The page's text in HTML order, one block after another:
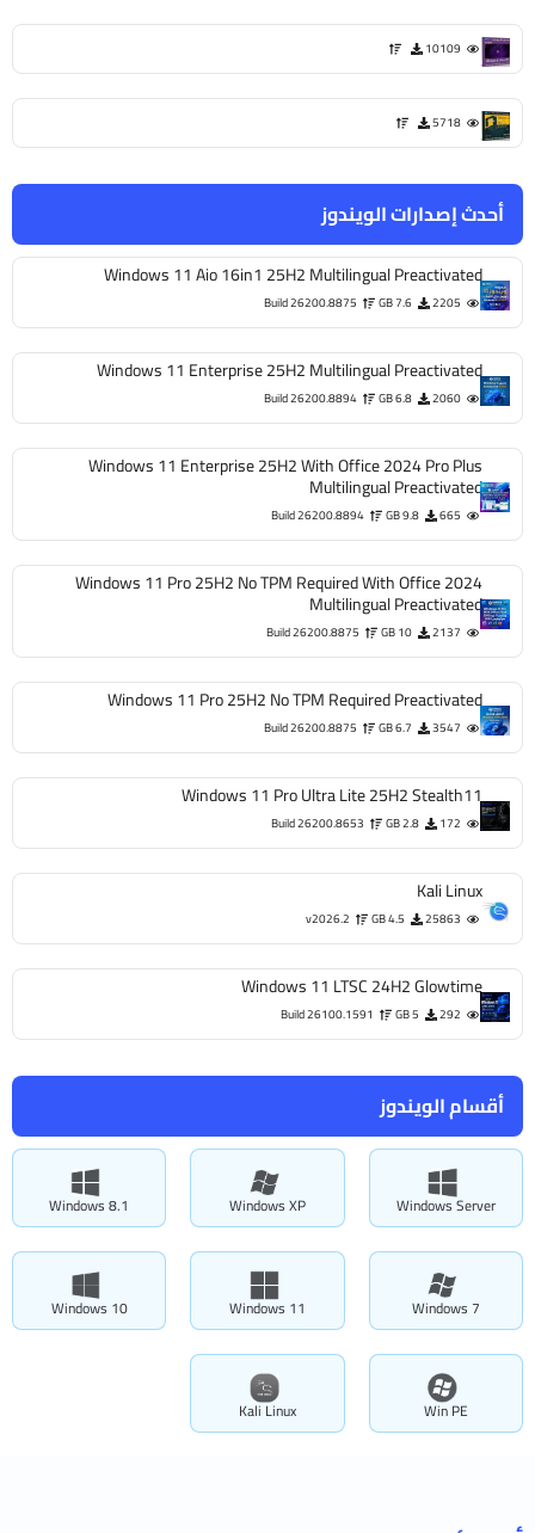
أقسام الويندوز
Windows Server
Windows XP
Windows 8.1
Windows 7
Windows 11
Windows 10
Win PE
Kali Linux
أحدث إصدارات الويندوز
Windows 11 Aio 16in1 25H2 Multilingual Preactivated
2205
7.6 GB
Build 26200.8875
Windows 11 Enterprise 25H2 Multilingual Preactivated
2060
6.8 GB
Build 26200.8894
Windows 11 Enterprise 25H2 With Office 2024 Pro Plus
Multilingual Preactivated
665
9.8 GB
Build 26200.8894
Windows 11 Pro 25H2 No TPM Required With Office 2024
Multilingual Preactivated
2137
10 GB
Build 26200.8875
Windows 11 Pro 25H2 No TPM Required Preactivated
3547
6.7 GB
Build 26200.8875
Windows 11 Pro Ultra Lite 25H2 Stealth11
172
2.8 GB
Build 26200.8653
Kali Linux
25863
4.5 GB
v2026.2
Windows 11 LTSC 24H2 Glowtime
292
5 GB
Build 26100.1591
10109
5718